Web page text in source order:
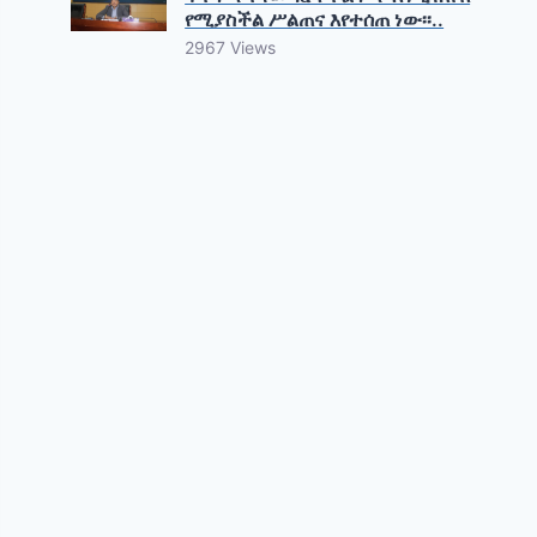
የሚያስችል ሥልጠና እየተሰጠ ነው፡፡..
2967 Views